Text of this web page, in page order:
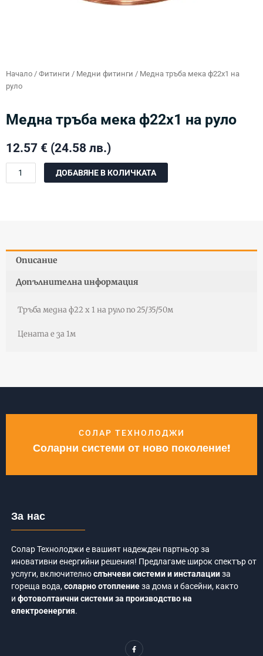
Начало / Фитинги / Медни фитинги / Медна тръба мека ф22х1 на
руло
Медна тръба мека ф22х1 на руло
12.57 € (24.58 лв.)
количество
руло
ДОБАВЯНЕ В КОЛИЧКАТА
Описание
Допълнителна информация
Тръба медна ф22 х 1 на руло по 25/35/50м
Цената е за 1м
СОЛАР ТЕХНОЛОДЖИ
Соларни системи от ново поколение!
За нас
Солар Технолоджи е вашият надежден партньор за
иновативни енергийни решения! Предлагаме широк спектър от
услуги, включителнослънчеви системи и инсталацииза
гореща вода,соларно отоплениеза дома и басейни, както
и фотоволтаични системи за производство на
електроенергия.
F
a